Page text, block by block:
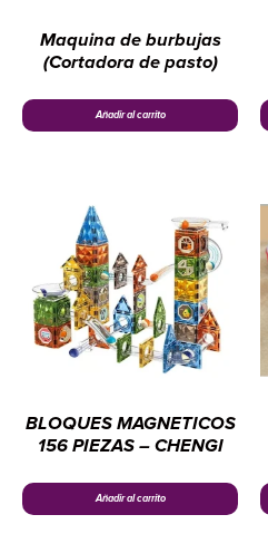
Maquina de burbujas
(Cortadora de pasto)
Añadir al carrito
BLOQUES MAGNETICOS
156 PIEZAS – CHENGI
Añadir al carrito